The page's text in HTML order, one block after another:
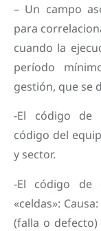
– Un campo
para
cuando la
período
gestión, que se
-El código de
código del
y sector.
-El código de
«celdas»:
(falla o